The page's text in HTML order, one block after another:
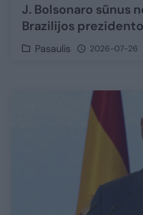
J. Bolsonaro sūnus
Brazilijos
Pasaulis 2026-07-26